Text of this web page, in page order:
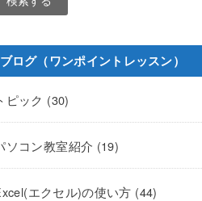
ブログ（ワンポイントレッスン）
ピック (30)
ソコン教室紹介 (19)
エクセル)の使い方 (44)